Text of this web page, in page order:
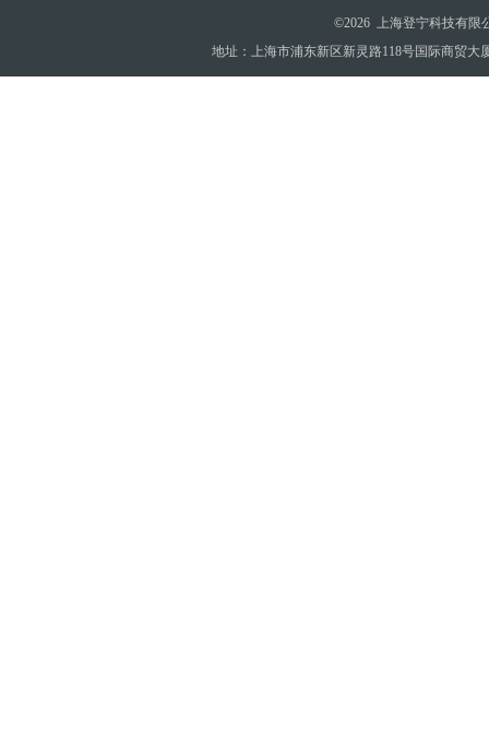
©2026 上海登宁科技有限
地址：上海市浦东新区新灵路118号国际商贸大